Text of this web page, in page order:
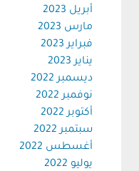
أبريل 2023
مارس 2023
فبراير 2023
يناير 2023
ديسمبر 2022
نوفمبر 2022
أكتوبر 2022
سبتمبر 2022
أغسطس 2022
يوليو 2022